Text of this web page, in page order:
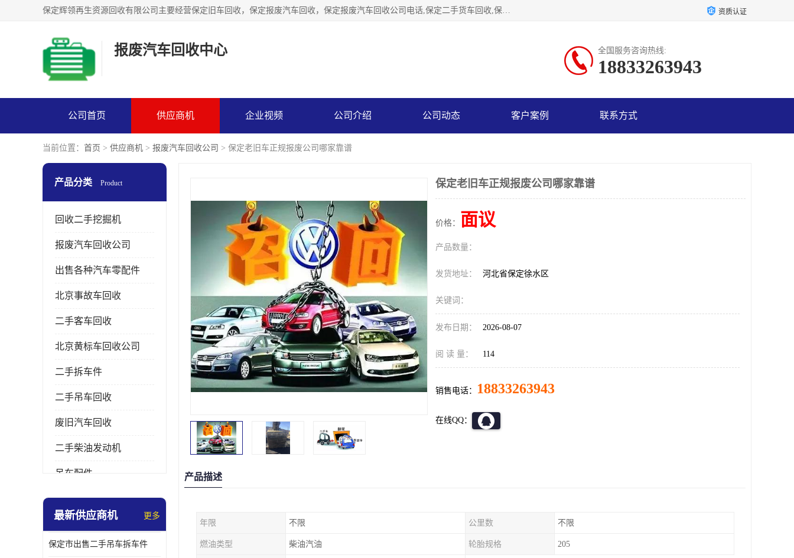
保定辉领再生资源回收有限公司主要经营保定旧车回收，保定报废汽车回收，保定报废汽车回收公司电话,保定二手货车回收,保定黄标车回收, 保定黄标车回收，保定哪里收报废车，保定废旧汽车回收，保定汽车报废手续办理，保定汽车解体厂。将通过采取区域限行促进淘汰、经济补助激励新、加大上路*法处罚、加强达标排放监管等综合措施，对老旧机动车逐步实行末位淘汰，加快老旧机动车淘汰新 资质认证
报废汽车回收中心 全国服务咨询热线:
18833263943
公司首页 供应商机 企业视频 公司介绍 公司动态 客户案例 联系方式
当前位置： 首页 > 供应商机 > 报废汽车回收公司 > 保定老旧车正规报废公司哪家靠谱
产品分类 Product
回收二手挖掘机
报废汽车回收公司
出售各种汽车零配件
北京事故车回收
二手客车回收
北京黄标车回收公司
二手拆车件
二手吊车回收
废旧汽车回收
二手柴油发动机
吊车配件
挖掘机拆车件
最新供应商机 更多
保定市出售二手吊车拆车件
保定老旧车正规报废公司哪家靠谱
价格： 面议
产品数量：
发货地址： 河北省保定徐水区
关键词：
发布日期： 2026-08-07
阅 读 量： 114
销售电话： 18833263943
在线QQ：
产品描述
年限 不限 公里数 不限
燃油类型 柴油汽油 轮胎规格 205